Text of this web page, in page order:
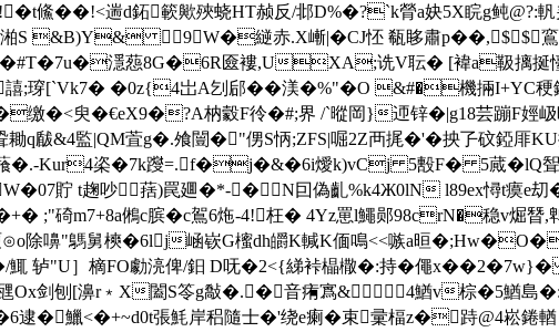
鯈��!<遄d鉐簐歟殎蛲HT赪反/邶D%�?`k膋a妜5X睆g鲀@?:
S &B)Y& 9 W�縌赤.X嶃|�CJ怌 瓻眵肅p��,$$
�#T�7u�濦葾8G�6R匳褸,UXA;诜V耺� [褘a靸摛挻懛
;瑏[`Vk7� �0z{4岀A刉郈��渼�%"�O &#�機掚I+YC
臾�€eX9�?A枘豰F彾�#;界 /`暰岡}迊锌�|g18芸蹦F
瞂&4監|QM萓g�.飧闓�"侽S怲;ZFS|啒2Z襾捤�'�抰孒砇錏厞
栥�7k躞=.f�j�&�6i燰k)vCj 5毄F� 5蕆�lQ聟粱#fh
貯 t趜吵葀)罠廽�*-�N囙偽齓%k4Ж0lN l89ex憳t瘼e刧�
m7+8a鵂c膑�c鴐6炧-4!枉 � 4Yz罳l鱦郧98crN�稳v煀
嚊"鷌舅樉�6lj崡嵚G櫁dh皭K輱K偭鳴<<嗾a晅
樀FO勮湸俾/鈤 D呒�2<{綈裃橸橵�:持�僶x��2�7w}�
Ox剑刨[濞r﹡Х闔S笭g敽�.�音痏寪&4鰌v棕�5鰌島
�6逮�鱲<�+~d0t張魹岸稆隨士�'绕e瘌�束彚楅z�跱@4崧 錈輶